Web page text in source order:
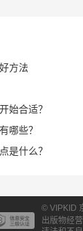
方法
始合适？
哪些？
是什么？
© VIPKID
出版物经